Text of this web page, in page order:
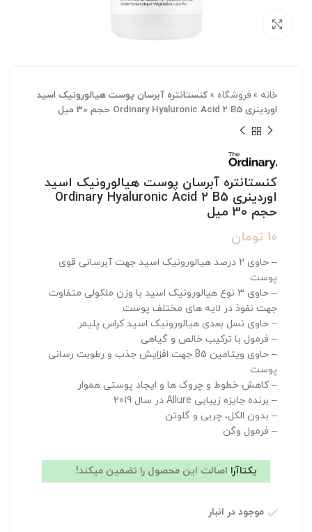
خانه » فروشگاه » کنستانتره آبرسان پوست هیالورونیک اسید
اوردینری Ordinary Hyaluronic Acid 2 B5 حجم 30 میل
کنستانتره آبرسان پوست هیالورونیک اسید
اوردینری Ordinary Hyaluronic Acid 2 B5
حجم 30 میل
10 تومان
– حاوی 2 درصد هیالورونیک اسید جهت آبرسانی قوی
پوست
– حاوی 3 نوع هیالورونیک اسید با وزن ملکولی متفاوت
جهت نفوذ در لایه های مختلف پوست
– حاوی نسل بعدی هیالورونیک اسید کراس پلیمر
– فرمول با ترکیب خالص و گیاهی
– حاوی ویتامین B5 جهت افزایش جذب و رطوبت رسانی
پوست
– کاهش خطوط و چروک ها و ایجاد پوستی هموار
– برنده جایزه زیبایی Allure در سال 2019
– بدون الکل، چربی و گلوتن
– فرمول وگن
یکتاآرا اصالت این محصول را تضمین میکند!
موجود در انبار